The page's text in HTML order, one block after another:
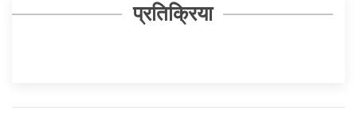
प्रतिक्रिया